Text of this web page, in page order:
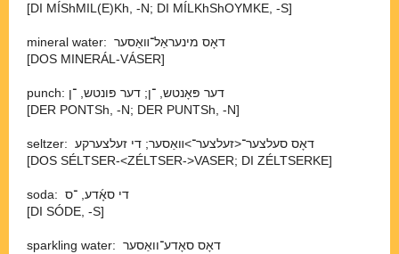
[DI MÍShMIL(E)Kh, -⁠N; DI MÍLKhShOYMKE, -⁠S]
mineral water: דאָס מינעראַל־⁠װאַסער
[DOS MINERÁL-⁠VÁSER]
punch: דער פּאָנטש, ־⁠ן; דער פּונטש, ־⁠ן
[DER PONTSh, -⁠N; DER PUNTSh, -⁠N]
seltzer: דאָס סעלצער־<זעלצער־>װאַסער; די זעלצערקע
[DOS SÉLTSER-<ZÉLTSER->VASER; DI ZÉLTSERKE]
soda: די סאָ֜דע, ־⁠ס
[DI SÓDE, -⁠S]
sparkling water: דאָס סאָדע־וואַסער